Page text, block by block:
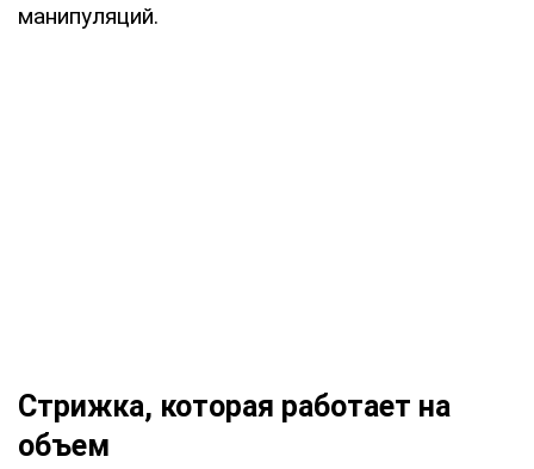
манипуляций.
Стрижка, которая работает на
объем